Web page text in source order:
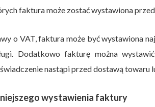
faktura może zostać wystawiona
o VAT, faktura może być wystawiona
Dodatkowo fakturę można
nastąpi przed dostawą towaru
wystawienia faktury